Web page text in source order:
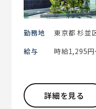
勤務地
東京都 杉並
給与
時給1,295円
詳細を見る